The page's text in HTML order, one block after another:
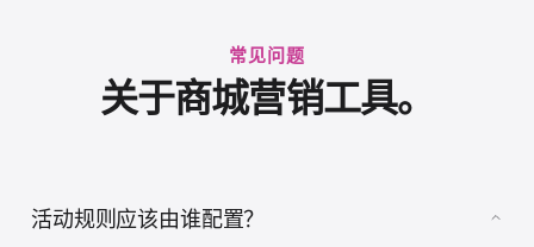
常见问题
关于商城营销工具。
活动规则应该由谁配置？